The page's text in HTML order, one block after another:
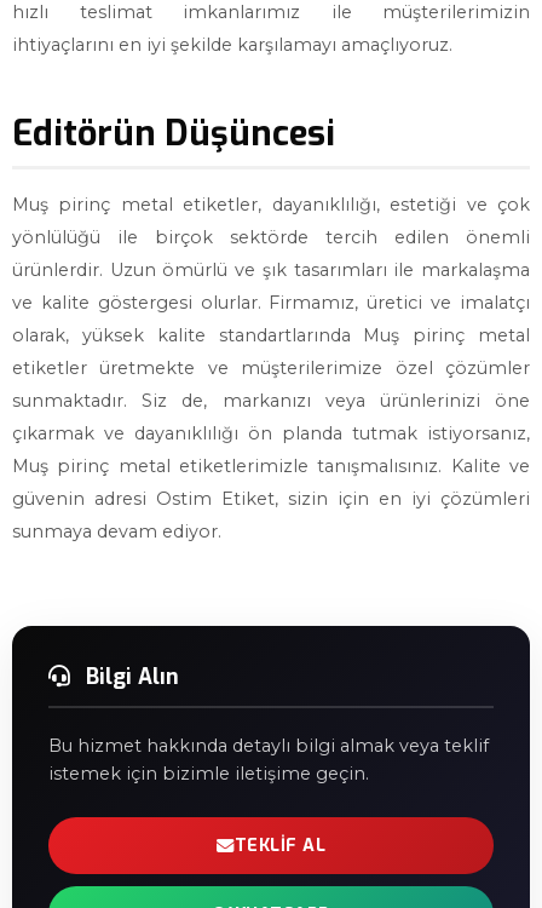
hızlı teslimat imkanlarımız ile müşterilerimizin
ihtiyaçlarını en iyi şekilde karşılamayı amaçlıyoruz.
Editörün Düşüncesi
Muş pirinç metal etiketler, dayanıklılığı, estetiği ve çok
yönlülüğü ile birçok sektörde tercih edilen önemli
ürünlerdir. Uzun ömürlü ve şık tasarımları ile markalaşma
ve kalite göstergesi olurlar. Firmamız, üretici ve imalatçı
olarak, yüksek kalite standartlarında Muş pirinç metal
etiketler üretmekte ve müşterilerimize özel çözümler
sunmaktadır. Siz de, markanızı veya ürünlerinizi öne
çıkarmak ve dayanıklılığı ön planda tutmak istiyorsanız,
Muş pirinç metal etiketlerimizle tanışmalısınız. Kalite ve
güvenin adresi Ostim Etiket, sizin için en iyi çözümleri
sunmaya devam ediyor.
Bilgi Alın
Bu hizmet hakkında detaylı bilgi almak veya teklif
istemek için bizimle iletişime geçin.
TEKLIF AL